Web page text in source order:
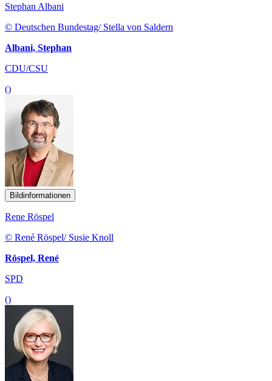
Stephan Albani
© Deutschen Bundestag/ Stella von Saldern
Albani, Stephan
CDU/CSU
()
Bildinformationen
Rene Röspel
© René Röspel/ Susie Knoll
Röspel, René
SPD
()